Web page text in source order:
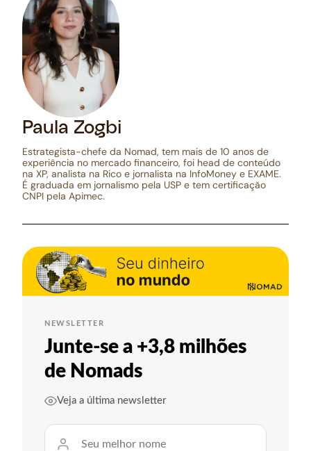
Paula Zogbi
Estrategista-chefe da Nomad, tem mais de 10 anos de
experiência no mercado financeiro, foi head de conteúdo
na XP, analista na Rico e jornalista na InfoMoney e EXAME.
É graduada em jornalismo pela USP e tem certificação
CNPI pela Apimec.
NEWSLETTER
Junte-se a +3,8 milhões
de Nomads
Veja a última newsletter